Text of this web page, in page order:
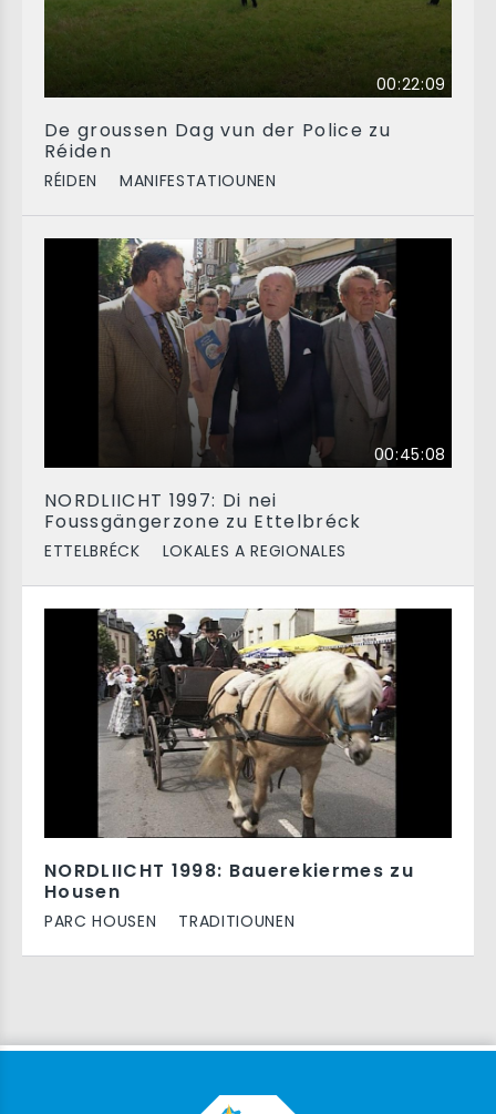
00:22:09
De groussen Dag vun der Police zu
Réiden
RÉIDEN MANIFESTATIOUNEN
00:45:08
NORDLIICHT 1997: Di nei
Foussgängerzone zu Ettelbréck
ETTELBRÉCK LOKALES A REGIONALES
NORDLIICHT 1998: Bauerekiermes zu
Housen
PARC HOUSEN TRADITIOUNEN